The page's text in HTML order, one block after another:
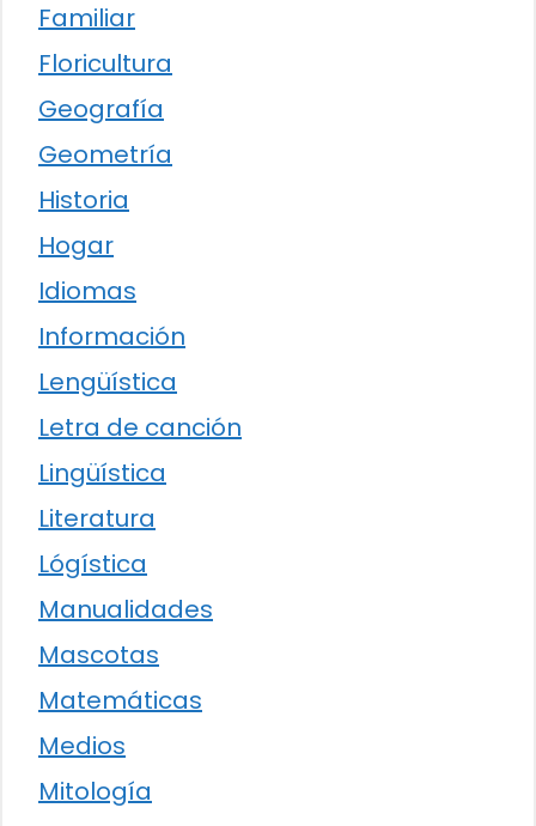
Familiar
Floricultura
Geografía
Geometría
Historia
Hogar
Idiomas
Información
Lengüística
Letra de canción
Lingüística
Literatura
Lógística
Manualidades
Mascotas
Matemáticas
Medios
Mitología